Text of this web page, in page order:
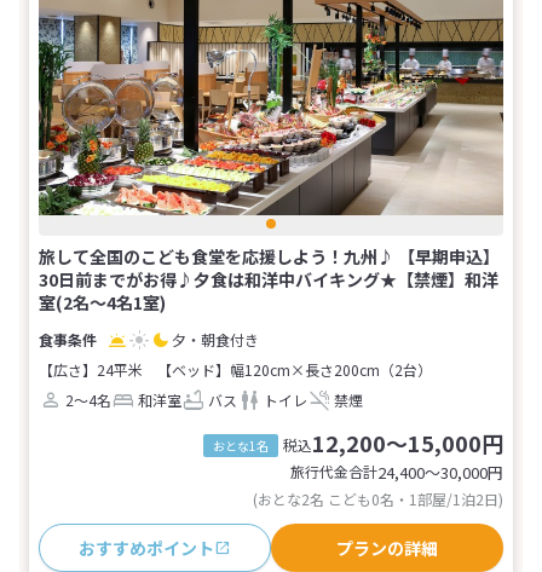
旅して全国のこども食堂を応援しよう！九州♪ 【早期申込】
30日前までがお得♪夕食は和洋中バイキング★【禁煙】和洋
室(2名～4名1室)
夕・朝食付き
【広さ】24平米
【ベッド】幅120cm×長さ200cm（2台）
2～4名
和洋室 バス トイレ 禁煙
おとな1名 税込12,200～15,000円
旅行代金合計24,400〜30,000円
(おとな2名 こども0名・1部屋/1泊2日)
おすすめポイント プランの詳細